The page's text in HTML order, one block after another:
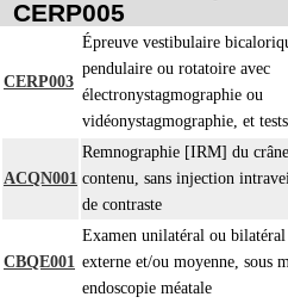
CERP005
CERP003
Épreuve vestibulaire
pendulaire ou rotatoire avec
électronystagmographie ou
vidéonystagmographie, et
ACQN001
Remnographie [IRM] du
contenu, sans injection
de contraste
CBQE001
Examen unilatéral ou
externe et/ou moyenne, sous
endoscopie méatale